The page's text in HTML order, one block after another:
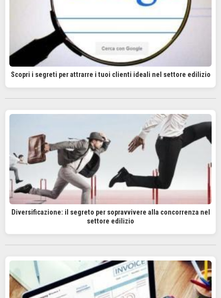
Scopri i segreti per attrarre i tuoi clienti ideali nel settore edilizio
Diversificazione: il segreto per sopravvivere alla concorrenza nel
settore edilizio